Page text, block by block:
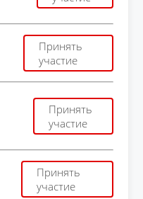
Принять
участие
Принять
участие
Принять
участие